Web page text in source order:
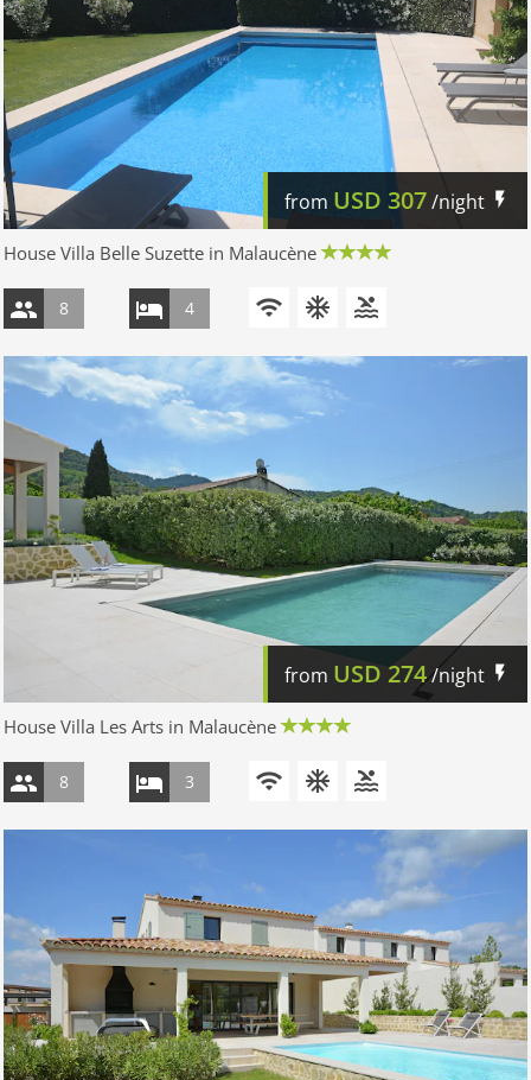
from USD 307/night
House Villa Belle Suzette in Malaucène
8 4
from USD274/night
House Villa Les Arts in Malaucène
8 3